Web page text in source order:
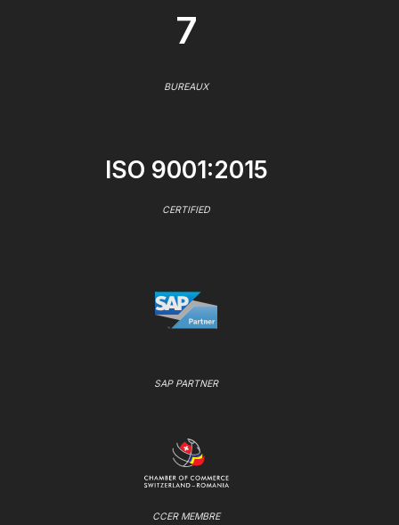
7
BUREAUX
ISO 9001:2015
CERTIFIED
SAP PARTNER
CCER MEMBRE